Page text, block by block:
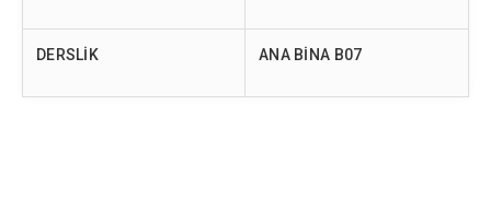
DERSLİK ANA BİNA B07